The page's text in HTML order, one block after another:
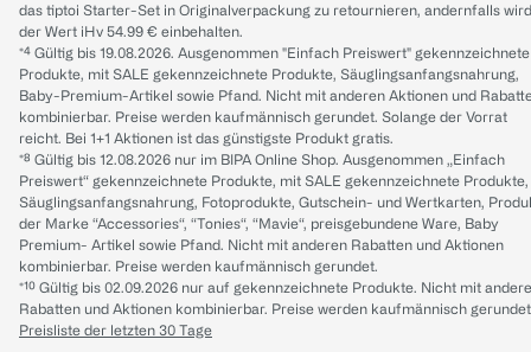
das tiptoi Starter-Set in Originalverpackung zu retournieren, andernfalls wird
der Wert iHv 54.99 € einbehalten.
*⁴ Gültig bis 19.08.2026. Ausgenommen "Einfach Preiswert" gekennzeichnete
Produkte, mit SALE gekennzeichnete Produkte, Säuglingsanfangsnahrung,
Baby-Premium-Artikel sowie Pfand. Nicht mit anderen Aktionen und
kombinierbar. Preise werden kaufmännisch gerundet. Solange der Vorrat
reicht. Bei 1+1 Aktionen ist das günstigste Produkt gratis.
*⁸ Gültig bis 12.08.2026 nur im BIPA Online Shop. Ausgenommen „Einfach
Preiswert“ gekennzeichnete Produkte, mit SALE gekennzeichnete Produkte,
Säuglingsanfangsnahrung, Fotoprodukte, Gutschein- und Wertkarten,
der Marke “Accessories“, “Tonies“, “Mavie“, preisgebundene Ware, Baby
Premium- Artikel sowie Pfand. Nicht mit anderen Rabatten und Aktionen
kombinierbar. Preise werden kaufmännisch gerundet.
*¹⁰ Gültig bis 02.09.2026 nur auf gekennzeichnete Produkte. Nicht mit
Rabatten und Aktionen kombinierbar. Preise werden kaufmännisch
Preisliste der letzten 30 Tage